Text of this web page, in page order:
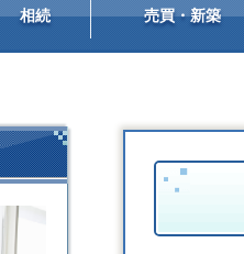
相続 売買・新築